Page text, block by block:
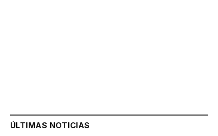
ÚLTIMAS NOTICIAS